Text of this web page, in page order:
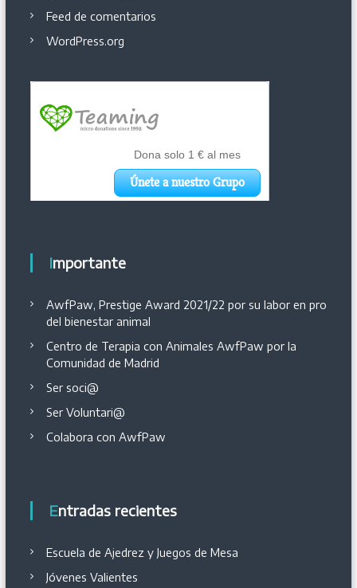
Feed de comentarios
WordPress.org
Importante
AwfPaw, Prestige Award 2021/22 por su labor en pro
del bienestar animal
Centro de Terapia con Animales AwfPaw por la
Comunidad de Madrid
Ser soci@
Ser Voluntari@
Colabora con AwfPaw
Entradas recientes
Escuela de Ajedrez y Juegos de Mesa
Jóvenes Valientes